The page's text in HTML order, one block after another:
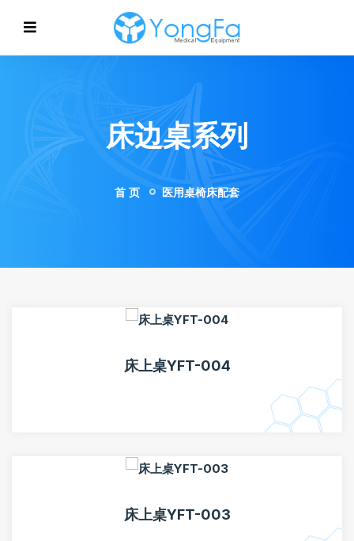
床边桌系列
首 页 医用桌椅床配套
床上桌YFT-004
床上桌YFT-003